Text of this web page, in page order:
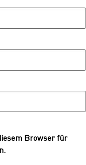
Browser für